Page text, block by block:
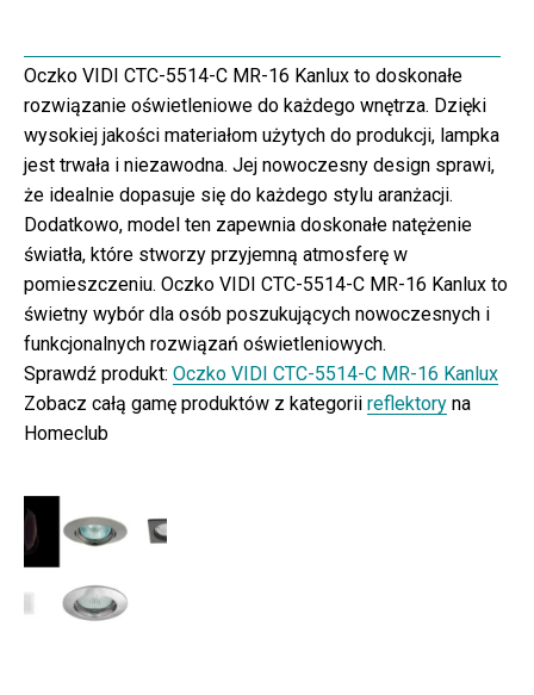
Oczko VIDI CTC-5514-C MR-16 Kanlux to doskonałe
rozwiązanie oświetleniowe do każdego wnętrza. Dzięki
wysokiej jakości materiałom użytych do produkcji, lampka
jest trwała i niezawodna. Jej nowoczesny design sprawi,
że idealnie dopasuje się do każdego stylu aranżacji.
Dodatkowo, model ten zapewnia doskonałe natężenie
światła, które stworzy przyjemną atmosferę w
pomieszczeniu. Oczko VIDI CTC-5514-C MR-16 Kanlux to
świetny wybór dla osób poszukujących nowoczesnych i
funkcjonalnych rozwiązań oświetleniowych.
Sprawdź produkt: Oczko VIDI CTC-5514-C MR-16 Kanlux
Zobacz całą gamę produktów z kategorii reflektory na
Homeclub